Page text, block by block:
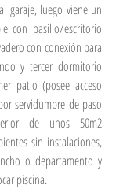
garaje, luego viene un
con pasillo/escritorio
con conexión para
y tercer dormitorio
patio (posee acceso
servidumbre de paso
de unos 50m2
sin instalaciones,
o departamento y
piscina.